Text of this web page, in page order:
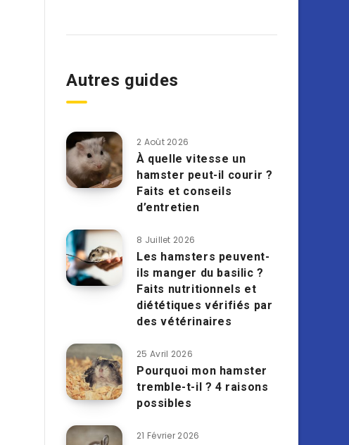
Autres guides
2 Août 2026
À quelle vitesse un
hamster peut-il courir ?
Faits et conseils
d’entretien
8 Juillet 2026
Les hamsters peuvent-
ils manger du basilic ?
Faits nutritionnels et
diététiques vérifiés par
des vétérinaires
25 Avril 2026
Pourquoi mon hamster
tremble-t-il ? 4 raisons
possibles
21 Février 2026